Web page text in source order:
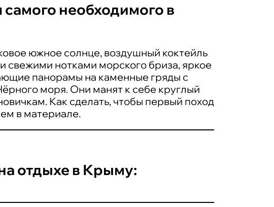
необходимого в
южное солнце, воздушный коктейль
свежими нотками морского бриза, яркое
панорамы на каменные гряды с
моря. Они манят к себе круглый
Как сделать, чтобы первый поход
в материале.
отдыхе в Крыму: